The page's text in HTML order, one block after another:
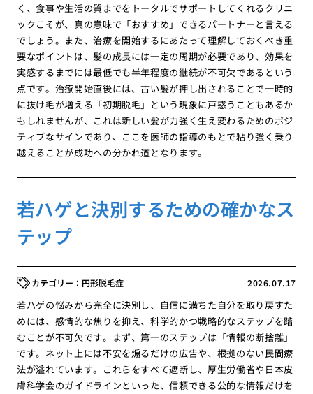
く、食事や生活の質までをトータルでサポートしてくれるクリニ
ックこそが、真の意味で「おすすめ」できるパートナーと言える
でしょう。また、治療を開始するにあたって理解しておくべき重
要なポイントは、髪の成長には一定の周期が必要であり、効果を
実感するまでには最低でも半年程度の継続が不可欠であるという
点です。治療開始直後には、古い髪が押し出されることで一時的
に抜け毛が増える「初期脱毛」という現象に戸惑うこともあるか
もしれませんが、これは新しい髪が力強く生え変わるためのポジ
ティブなサインであり、ここを医師の指導のもとで粘り強く乗り
越えることが成功への分かれ道となります。
若ハゲと決別するための確かなス
テップ
2026.07.17
円形脱毛症
若ハゲの悩みから完全に決別し、自信に満ちた自分を取り戻すた
めには、感情的な焦りを抑え、科学的かつ戦略的なステップを踏
むことが不可欠です。まず、第一のステップは「情報の断捨離」
です。ネット上には不安を煽るだけの広告や、根拠のない民間療
法が溢れています。これらをすべて遮断し、厚生労働省や日本皮
膚科学会のガイドラインといった、信頼できる公的な情報だけを